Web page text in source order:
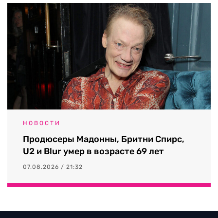
НОВОСТИ
Продюсеры Мадонны, Бритни Спирс,
U2 и Blur умер в возрасте 69 лет
07.08.2026 / 21:32